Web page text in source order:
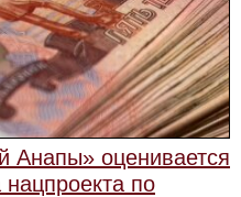
Анапы» оценивается
по